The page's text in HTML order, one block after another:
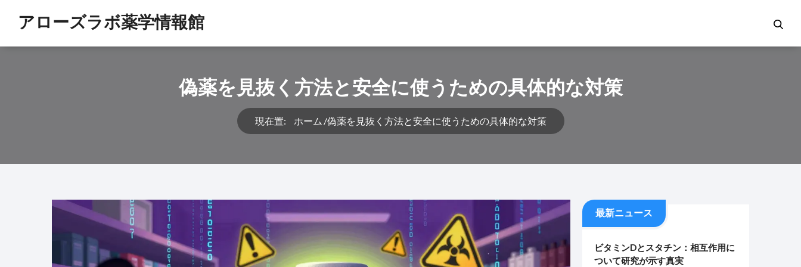
アローズラボ薬学情報館
偽薬を見抜く方法と安全に使うための具体的な対策
現在置: ホーム 偽薬を見抜く方法と安全に使うための具体的な対策
最新ニュース
ビタミンDとスタチン：相互作用に
ついて研究が示す真実